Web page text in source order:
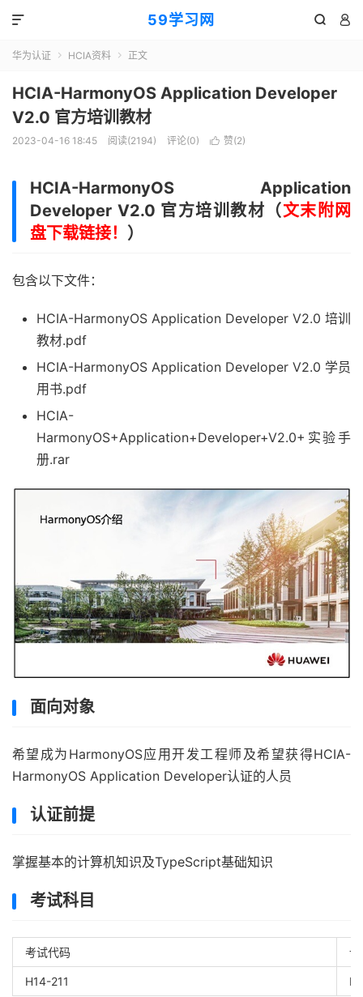
59学习网  

华为认证  HCIA资料  正文
HCIA-HarmonyOS Application Developer
V2.0 官方培训教材
2023-04-16 18:45 阅读(2194) 评论(0)  赞(2)
HCIA-HarmonyOS Application
Developer V2.0 官方培训教材（文末附网
盘下载链接！ ）
包含以下文件：
HCIA-HarmonyOS Application Developer V2.0 培训
教材.pdf
HCIA-HarmonyOS Application Developer V2.0 学员
用书.pdf
HCIA-
HarmonyOS+Application+Developer+V2.0+ 实验手
册.rar
面向对象
希望成为HarmonyOS应用开发工程师及希望获得HCIA-
HarmonyOS Application Developer认证的人员
认证前提
掌握基本的计算机知识及TypeScript基础知识
考试科目
考试代码 认
H14-211